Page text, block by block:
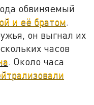
обвиняемый
и её братом.
он выгнал их
часов
. Около часа